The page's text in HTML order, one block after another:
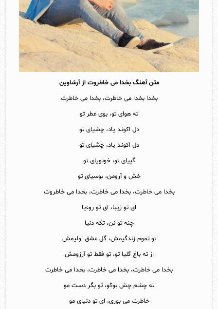
متن آهنگ بخدا می خاطروت ازآرشاوین
بخدا بخدا می خاطرت، بخدا می خاطرت
ته هوای تو، بوی عطر تو
دل اکوند یاد، چشیای تو
دل اکوند یاد، چشیای تو
گپیای تو، خونویای تو
خش و آرومن، بوسیای تو
بخدا می خاطرت، بخدا می خاطرت، بخدا می خاطروت
ای تو زیبا، ای تو روءیا
چنه تو نن، تکه دنیا
تو تموم زندگیمش، گل عشق اولیمش
از ته باغ گلیا تو، تو فقط تو آرزومش
بخدا می خاطرت، بخدا می خاطرت، بخدا می خاطرت
ته چشم چش بوکو، تو بگر دست مو
خاطرت می بوری، ای تو دنیای مو